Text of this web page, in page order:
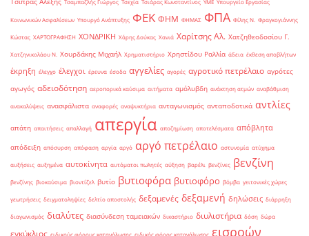
Τσαμπαζλής Γιώργος Τσεχία Τσιάρας Κωνσταντίνος ΥΜΕ Υπουργείο Εργασίας
Κοινωνικών Ασφαλίσεων Υπουργό Ανάπτυξης ΦΕΚ ΦΗΜ ΦΗΜΑΣ ΦΠΑ Φίλης Ν. Φραγκογιάννης
Κώστας ΧΑΡΤΟΓΡΑΦΗΣΗ ΧΟΝΔΡΙΚΗ Χάρης Δούκας Χανιά Χαρίτσης Αλ. Χατζηθεοδοσίου Γ.
Χατζηνικολάου Ν. Χουρδάκης Μιχαήλ Χρηματιστήριο Χρηστίδου Ραλλία άδεια έκθεση αποβλήτων
έκρηξη έλεγχο έλεγχοι έρευνα έσοδα αγγελίες αγορές αγροτικό πετρέλαιο αγρότες
αγωγός αδειοδότηση αεροπορικά καύσιμα αιτήματα αμόλυβδη ανάκτηση ατμών αναβάθμιση
ανακαλύψεις ανασφάλιστα αναφορές αναψυκτήρια ανταγωνισμός ανταποδοτικά αντλίες
απάτη απαιτήσεις απαλλαγή απεργία αποζημίωση αποτελέσματα απόβλητα
απόδειξη απόσυρση απόφαση αργία αργό αργό πετρέλαιο αστυνομία ατύχημα
αυξήσεις αυξημένα αυτοκίνητα αυτόματοι πωλητές αύξηση βαρέλι βενζίνες βενζίνη
βενζίνης βιοκαύσιμα βιοντίζελ βυτίο βυτιοφόρα βυτιοφόρο βόμβα γειτονικές χώρες
γεωτρήσεις δειγματοληψίες δελτίο αποστολής δεξαμενές δεξαμενή δηλώσεις διάρρηξη
διαγωνισμός διαλύτες διασύνδεση ταμειακών δικαστήριο διυλιστήρια δόση δώρα
εγκύκλιος ειδικούς φόρους κατανάλωσης ειδικός φόρος κατανάλωσης εισροών